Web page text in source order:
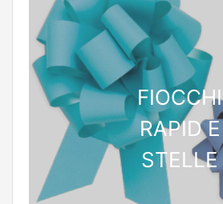
FIOCCHI
RAPID E
STELLE